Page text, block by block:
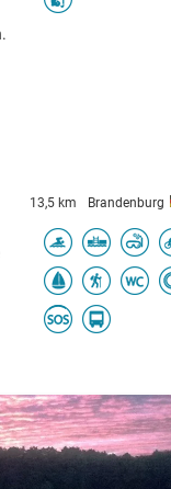
13,5 km Brandenburg